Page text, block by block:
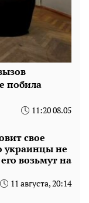
побила
11:20 08.05
свое
украинцы не
возьмут на
11 августа, 20:14